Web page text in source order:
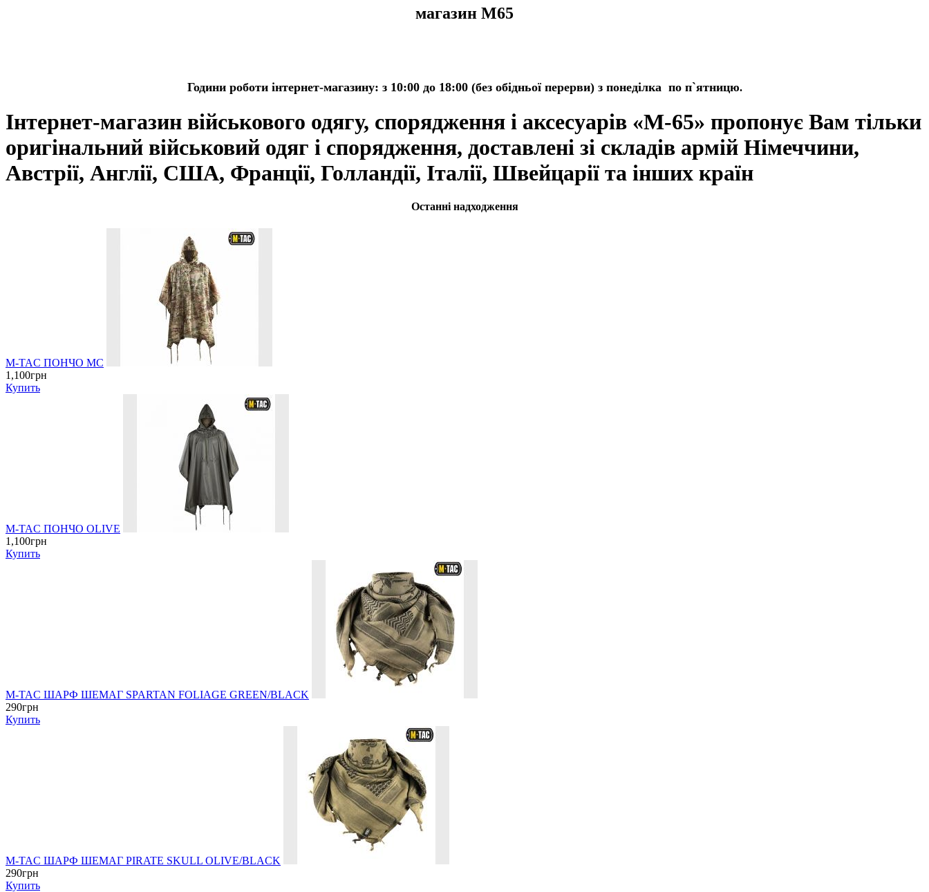
магазин M65
Години роботи інтернет-магазину: з 10:00 до 18:00 (без обідньої перерви) з понеділка по п`ятницю.
Інтернет-магазин військового одягу, спорядження і аксесуарів «М-65» пропонує Вам тільки
оригінальний військовий одяг і спорядження, доставлені зі складів армій Німеччини,
Австрії, Англії, США, Франції, Голландії, Італії, Швейцарії та інших країн
Останні надходження
M-TAC ПОНЧО MC
1,100грн
Купить
M-TAC ПОНЧО OLIVE
1,100грн
Купить
M-TAC ШАРФ ШЕМАГ SPARTAN FOLIAGE GREEN/BLACK
290грн
Купить
M-TAC ШАРФ ШЕМАГ PIRATE SKULL OLIVE/BLACK
290грн
Купить